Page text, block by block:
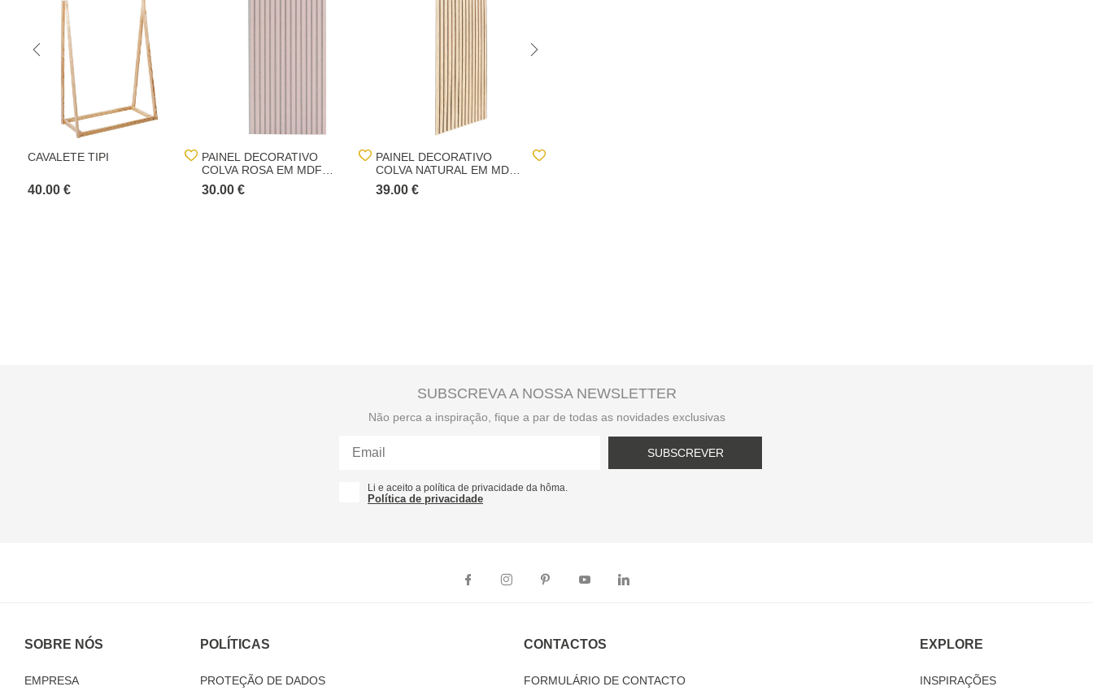
CAVALETE TIPI
40.00 €
PAINEL DECORATIVO
COLVA ROSA EM MDF
120CM
30.00 €
PAINEL DECORATIVO
COLVA NATURAL EM MDF
120CM
39.00 €
SUBSCREVA A NOSSA NEWSLETTER
Não perca a inspiração, fique a par de todas as novidades exclusivas
SUBSCREVER
Li e aceito a política de privacidade da hôma.
Política de privacidade
SOBRE NÓS
EMPRESA
POLÍTICAS
PROTEÇÃO DE DADOS
CONTACTOS
FORMULÁRIO DE CONTACTO
EXPLORE
INSPIRAÇÕES